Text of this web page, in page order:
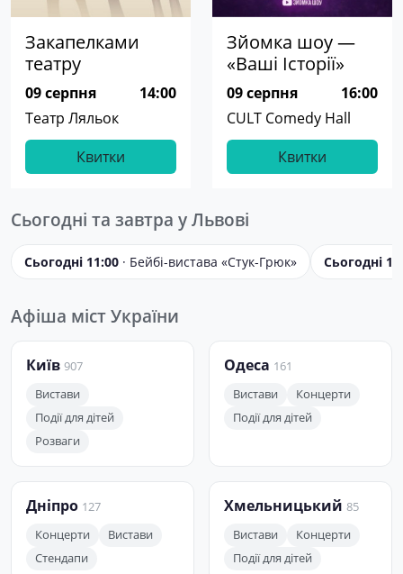
Закапелками
театру
09 серпня
14:00
Театр Ляльок
Квитки
Зйомка шоу —
«Ваші Історії»
09 серпня
16:00
CULT Comedy Hall
Квитки
Сьогодні та завтра у Львові
Сьогодні 11:00 · Бейбі-вистава «Стук-Грюк» Сьогодні
Афіша міст України
Київ 907
Вистави
Події для дітей
Розваги
Одеса 161
Вистави
Концерти
Події для дітей
Дніпро 127
Концерти
Вистави
Стендапи
Хмельницький 85
Вистави
Концерти
Події для дітей